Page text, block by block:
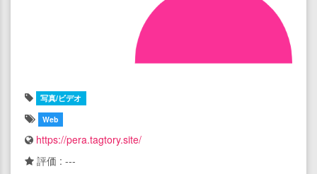
写真/ビデオ
Web
https://pera.tagtory.site/
評価 : ---